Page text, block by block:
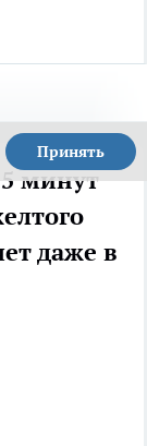
Принять
минут
даже в